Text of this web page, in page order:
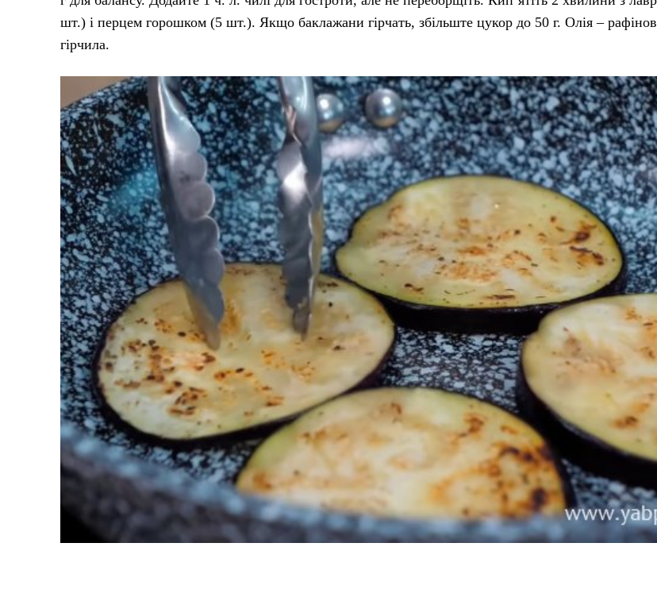
шт.) і перцем горошком (5 шт.). Якщо баклажани гірчать, збільште цукор до 50 г. Олія –
гірчила.